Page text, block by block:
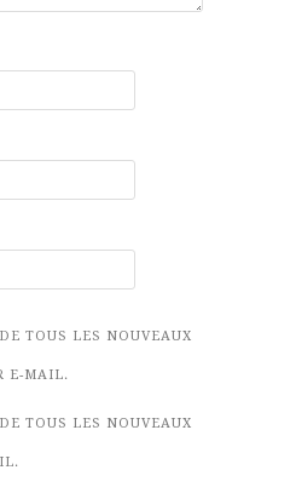
TOUS LES NOUVEAUX
E-MAIL.
TOUS LES NOUVEAUX